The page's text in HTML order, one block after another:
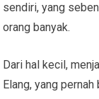
sendiri, yang
orang banyak.
Dari hal kecil,
Elang, yang